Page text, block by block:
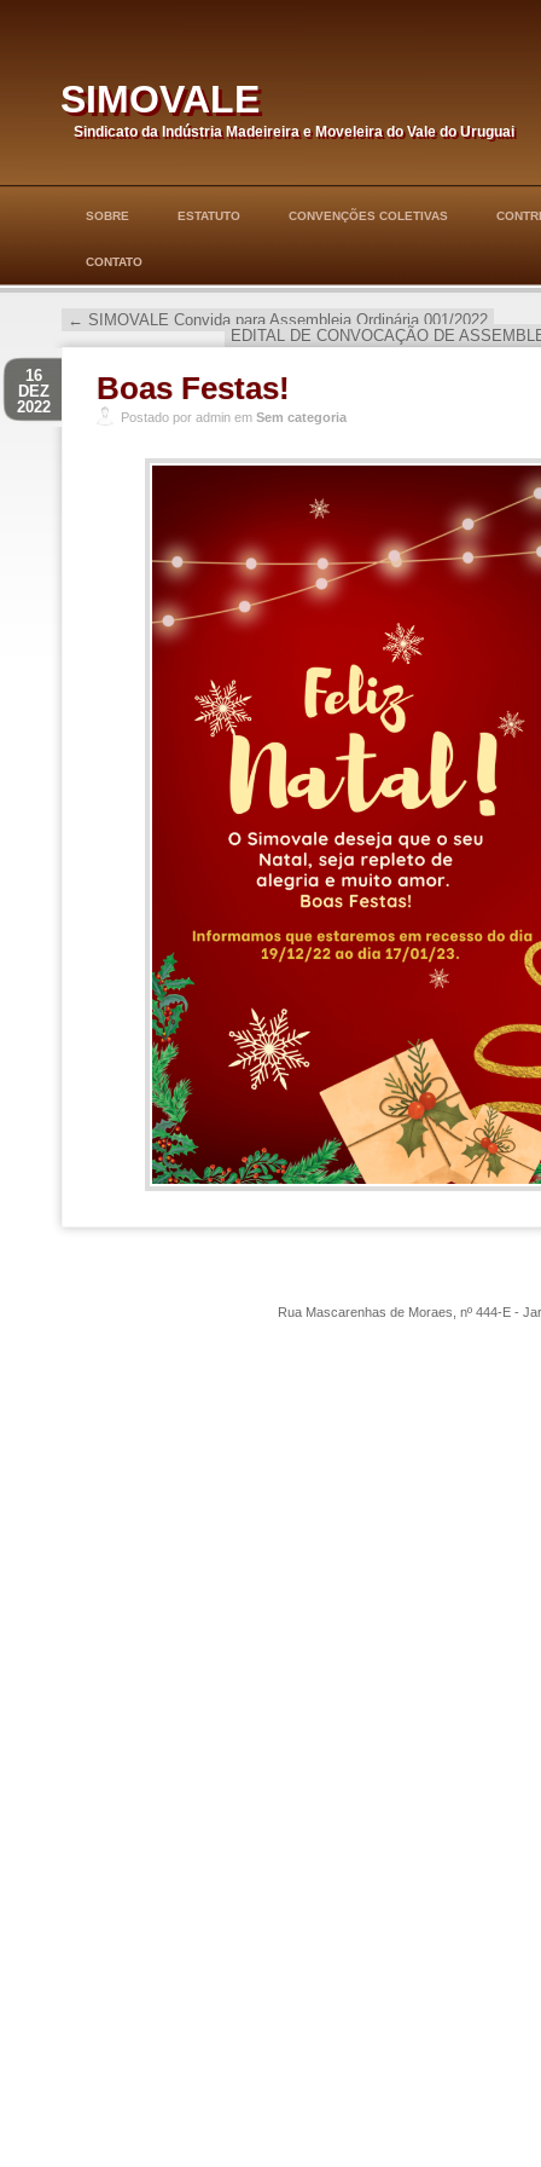
simovale
Sindicato da Indústria Madeireira e Moveleira do Vale do Uruguai
SOBRE ESTATUTO CONVENÇÕES COLETIVAS
CONTATO
← SIMOVALE Convida para Assembleia Ordinária 001/2022
EDITAL DE CONVOCAÇÃO DE
Boas Festas!
16
DEZ
2022
Postado por admin em Sem categoria
Rua Mascarenhas de Moraes, nº 444-E -